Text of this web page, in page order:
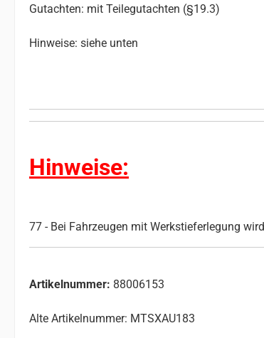
Gutachten: mit Teilegutachten (§19.3)
Hinweise: siehe unten
Hinweise:
77 - Bei Fahrzeugen mit Werkstieferlegung
Artikelnummer: 88006153
Alte Artikelnummer: MTSXAU183